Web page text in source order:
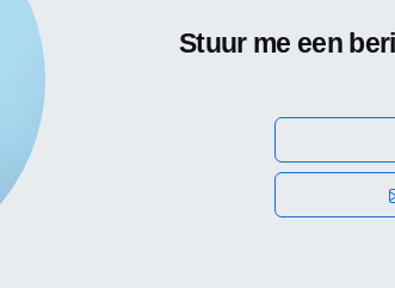
Stuur me een